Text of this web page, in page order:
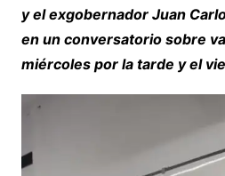
y el exgobernador Juan
en un conversatorio sobre
miércoles por la tarde y el